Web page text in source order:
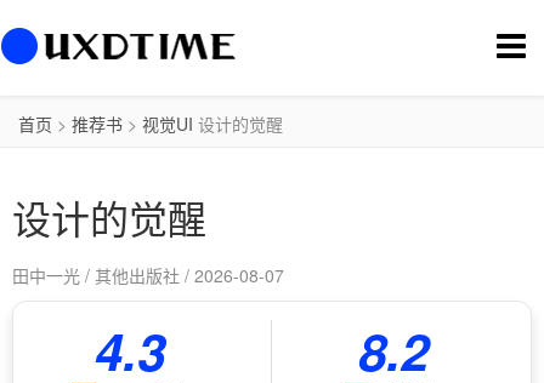
切
换
首页 > 推荐书 > 视觉UI 设计的觉醒
设计的觉醒
田中一光 / 其他出版社 / 2026-08-07
4.3 8.2